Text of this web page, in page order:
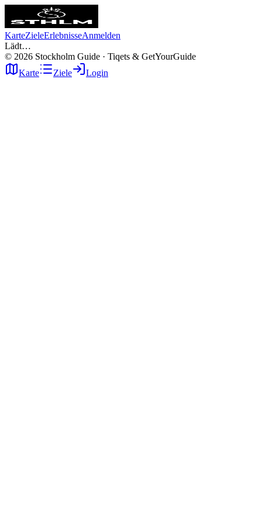
KarteZieleErlebnisseAnmelden
Lädt…
© 2026 Stockholm Guide · Tiqets & GetYourGuide
Karte
Ziele Login